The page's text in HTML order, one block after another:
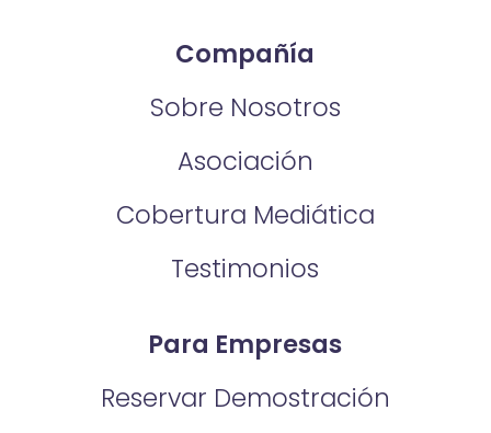
Compañía
Sobre Nosotros
Asociación
Cobertura Mediática
Testimonios
Para Empresas
Reservar Demostración